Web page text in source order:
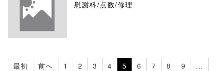
慰謝料/点数/修理
最初 前へ 1 2 3 4 5 6 7 8 9
...